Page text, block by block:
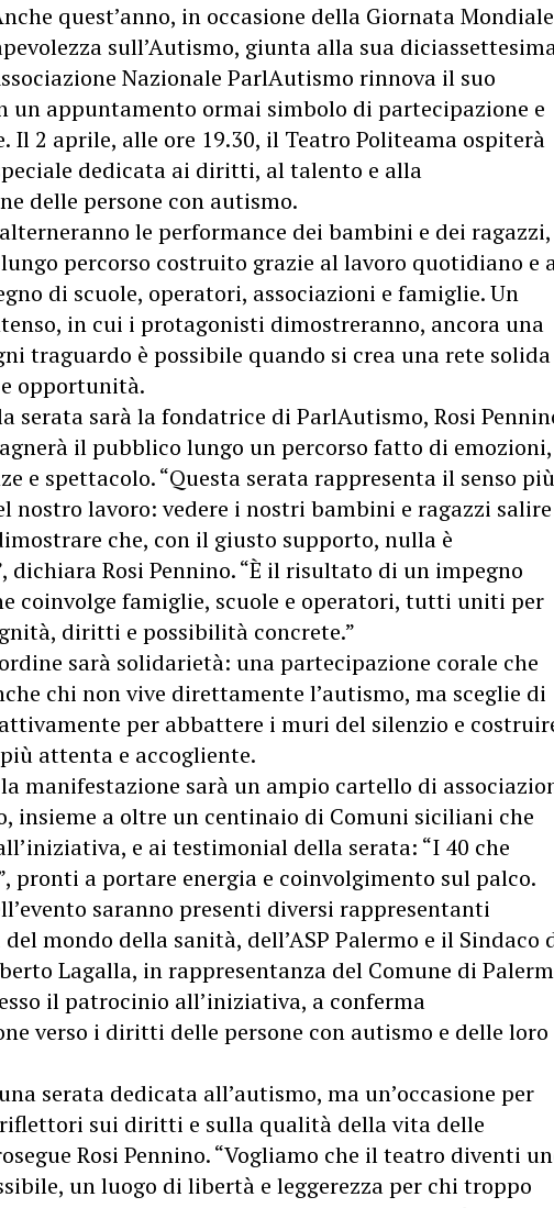
quest’anno, in occasione della Giornata Mondiale
sull’Autismo, giunta alla sua
Nazionale ParlAutismo rinnova il suo
un appuntamento ormai simbolo di partecipazione e
Il 2 aprile, alle ore 19.30, il Teatro Politeama ospiterà
dedicata ai diritti, al talento e alla
delle persone con autismo.
le performance dei bambini e dei ragazzi,
percorso costruito grazie al lavoro quotidiano e
di scuole, operatori, associazioni e famiglie. Un
in cui i protagonisti dimostreranno, ancora una
traguardo è possibile quando si crea una rete solida
opportunità.
serata sarà la fondatrice di ParlAutismo, Rosi
il pubblico lungo un percorso fatto di emozioni,
e spettacolo. “Questa serata rappresenta il senso più
nostro lavoro: vedere i nostri bambini e ragazzi salire
che, con il giusto supporto, nulla è
dichiara Rosi Pennino. “È il risultato di un impegno
coinvolge famiglie, scuole e operatori, tutti uniti per
diritti e possibilità concrete.”
sarà solidarietà: una partecipazione corale che
chi non vive direttamente l’autismo, ma sceglie di
per abbattere i muri del silenzio e
attenta e accogliente.
manifestazione sarà un ampio cartello di
insieme a oltre un centinaio di Comuni siciliani che
e ai testimonial della serata: “I 40 che
pronti a portare energia e coinvolgimento sul palco.
saranno presenti diversi rappresentanti
mondo della sanità, dell’ASP Palermo e il Sindaco
Lagalla, in rappresentanza del Comune di
il patrocinio all’iniziativa, a conferma
verso i diritti delle persone con autismo e delle loro
serata dedicata all’autismo, ma un’occasione per
riflettori sui diritti e sulla qualità della vita delle
Rosi Pennino. “Vogliamo che il teatro diventi
un luogo di libertà e leggerezza per chi troppo